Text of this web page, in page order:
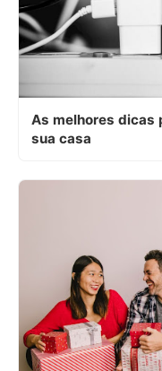
As melhores dicas
sua casa